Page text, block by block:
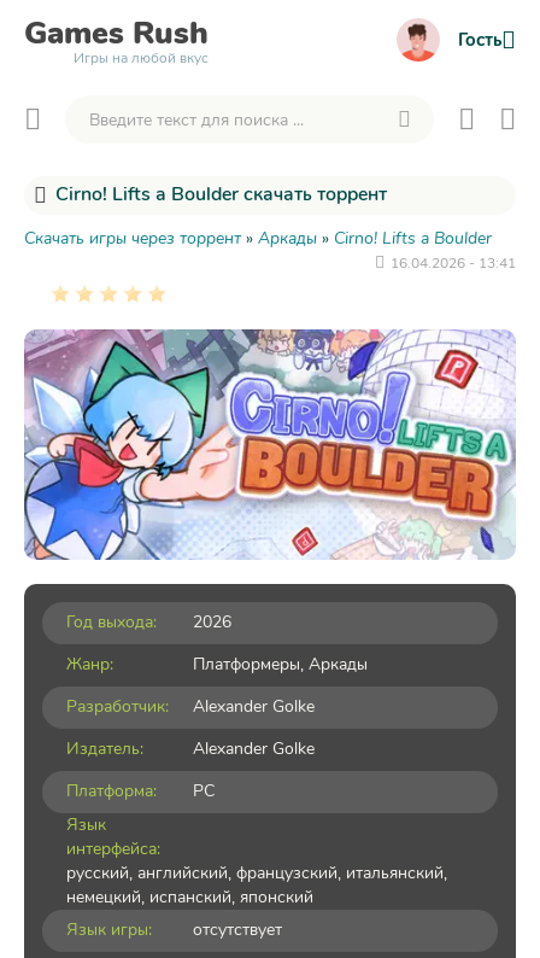
Games Rush
Игры на любой вкус
Гость
Cirno! Lifts a Boulder скачать торрент
Скачать игры через торрент» Аркады » Cirno! Lifts a Boulder
16.04.2026 - 13:41
Год выхода:
2026
Жанр:
Платформеры, Аркады
Разработчик:
Alexander Golke
Издатель:
Alexander Golke
Платформа:
PC
Язык
интерфейса:
русский, английский, французский, итальянский,
немецкий, испанский, японский
Язык игры:
отсутствует